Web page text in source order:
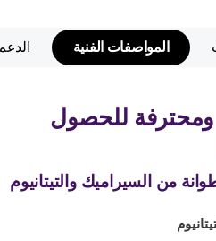
المواصفات الفنية
ومحترفة للحصول
من السيراميك والتيتانيوم